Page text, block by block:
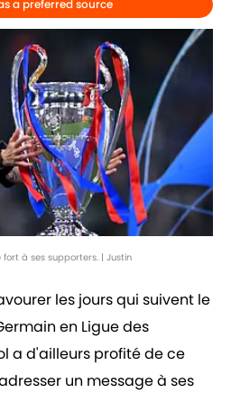
a preferred source
fort à ses supporters. | Justin
les jours qui suivent le
en Ligue des
a d'ailleurs profité de ce
un message à ses